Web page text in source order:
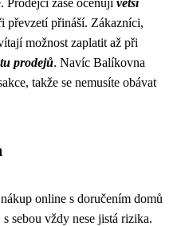
Prodejci zase oceňujívětší
převzetí přináší. Zákazníci,
možnost zaplatit až při
prodejů. Navíc Balíkovna
takže se nemusíte obávat
online s doručením domů
sebou vždy nese jistá rizika.